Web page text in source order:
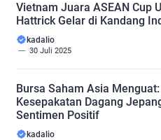
Vietnam Juara ASEAN Cup
Hattrick Gelar di Kandang
kadalio
30 Juli 2025
Bursa Saham Asia Menguat:
Kesepakatan Dagang
Sentimen Positif
kadalio